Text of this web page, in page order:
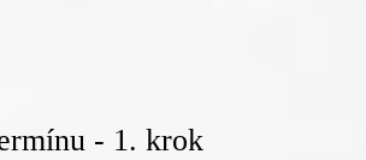
- 1. krok